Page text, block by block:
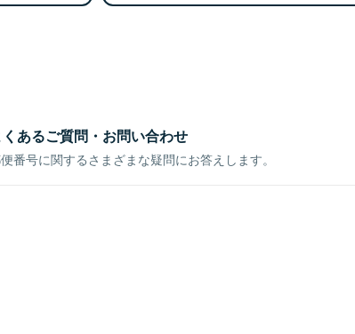
くあるご質問・お問い合わせ
番号に関するさまざまな疑問にお答えします。